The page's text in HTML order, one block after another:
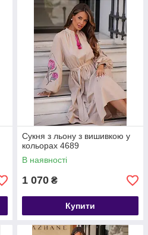
Сукня з льону з вишивкою у
кольорах 4689
В наявності
1 070 ₴
Купити